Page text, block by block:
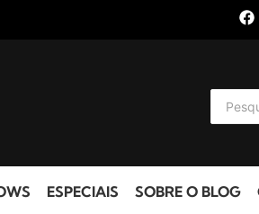
ESPECIAIS SOBRE O BLOG